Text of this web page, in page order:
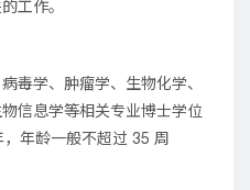
工作。
毒学、肿瘤学、生物化学、
信息学等相关专业博士学位
年龄一般不超过 35 周